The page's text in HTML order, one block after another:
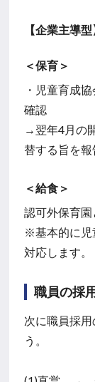
【企業主導型
＜保育＞
・児童育成
確認
→翌年4月の
替する旨を
＜給食＞
認可外保育園
※基本的に児
対応します。
職員の採
次に職員採
う。